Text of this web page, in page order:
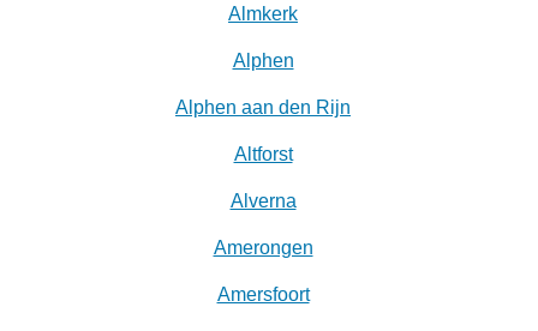
Almkerk
Alphen
Alphen aan den Rijn
Altforst
Alverna
Amerongen
Amersfoort